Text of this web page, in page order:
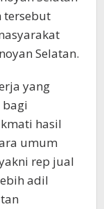
tersebut
Selatan.
yang
hasil
umum
rep jual
adil